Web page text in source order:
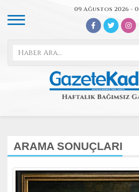
09 Ağustos 2026 -
ARAMA SONUÇLARI